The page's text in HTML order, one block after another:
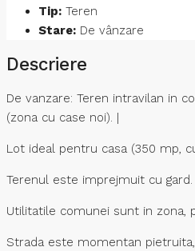
Tip: Teren
Stare: De vânzare
Descriere
De vanzare: Teren intravilan in
(zona cu case noi). |
​Lot ideal pentru casa (350 mp,
Terenul este imprejmuit cu gard.
​Utilitatile comunei sunt in zona,
​Strada este momentan